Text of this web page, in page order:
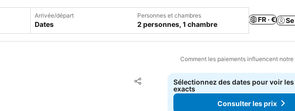
Arrivée/départ
Dates
Personnes et chambres
2 personnes, 1 chambre
FR · €
Comment les paiements influencent
Partager
Ajouter à mes favoris
Sélectionnez des dates pour voir
exacts
Consulter les prix